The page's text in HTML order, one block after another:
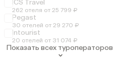
ICS Travel
262 отеля от 25 799 ₽
Pegast
30 отелей от 29 270 ₽
Intourist
20 отелей от 31 074 ₽
Показать всех туроператоров